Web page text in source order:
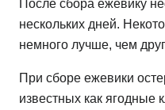
После сбора ежевику
нескольких дней.
немного лучше, чем
При сборе ежевики
известных как ягодные